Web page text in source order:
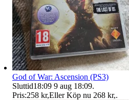
God of War: Ascension (PS3)
Sluttid18:09 9 aug 18:09.
Pris:258 kr,Eller Köp nu 268 kr,.